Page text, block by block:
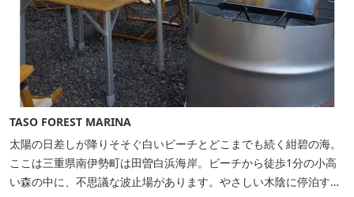
TASO FOREST MARINA
太陽の日差しが降りそそぐ白いビーチとどこまでも続く紺碧の海。
ここは三重県南伊勢町は田曽白浜海岸。ビーチから徒歩1分の小高
い森の中に、不思議な波止場があります。やさしい木陰に停泊する